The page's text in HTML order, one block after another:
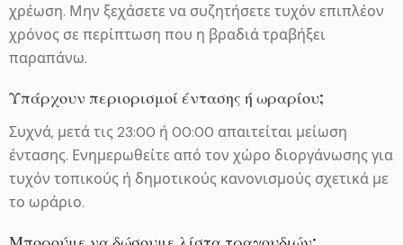
χρέωση. Μην ξεχάσετε να συζητήσετε τυχόν επιπλέον
χρόνος σε περίπτωση που η βραδιά τραβήξει
παραπάνω.
Υπάρχουν περιορισμοί έντασης ή ωραρίου;
Συχνά, μετά τις 23:00 ή 00:00 απαιτείται μείωση
έντασης. Ενημερωθείτε από τον χώρο διοργάνωσης για
τυχόν τοπικούς ή δημοτικούς κανονισμούς σχετικά με
το ωράριο.